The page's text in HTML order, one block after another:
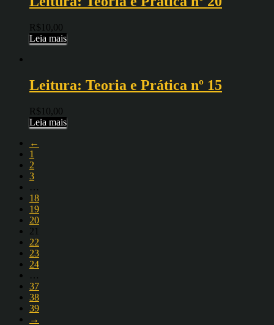
R$ 10,00
Leia mais
Leitura: Teoria e Prática nº 15
R$ 10,00
Leia mais
←
1
2
3
…
18
19
20
21
22
23
24
…
37
38
39
→